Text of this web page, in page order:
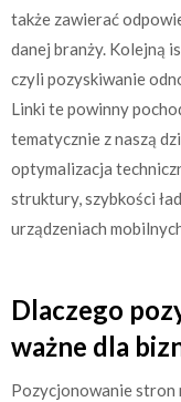
także zawierać
danej branży. Kolejną
czyli pozyskiwanie
Linki te powinny
tematycznie z naszą
optymalizacja
struktury, szybkości
urządzeniach
Dlaczego
ważne dla
Pozycjonowanie stron